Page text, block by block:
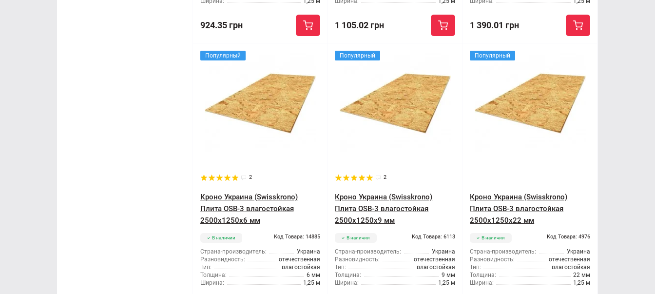
924.35 грн 1 105.02 грн 1 390.01 грн
Популярный
2
Кроно Украина (Swisskrono)
Плита OSB-3 влагостойкая
2500x1250x6 мм
В наличии Код Товара: 14885
Страна-производитель:
Украина
Разновидность:
отечественная
Тип:
влагостойкая
Толщина:
6 мм
Ширина:
1,25 м
Популярный
2
Кроно Украина (Swisskrono)
Плита OSB-3 влагостойкая
2500x1250x9 мм
В наличии Код Товара: 6113
Страна-производитель:
Украина
Разновидность:
отечественная
Тип:
влагостойкая
Толщина:
9 мм
Ширина:
1,25 м
Популярный
Кроно Украина (Swisskrono)
Плита OSB-3 влагостойкая
2500x1250x22 мм
В наличии Код Товара: 4976
Страна-производитель:
Украина
Разновидность:
отечественная
Тип:
влагостойкая
Толщина:
22 мм
Ширина:
1,25 м